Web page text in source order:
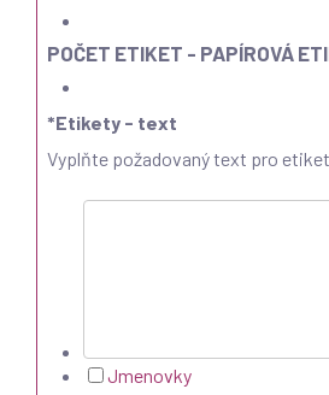
POČET ETIKET - PAPÍROVÁ
*Etikety - text
Vyplňte požadovaný text pro
Jmenovky